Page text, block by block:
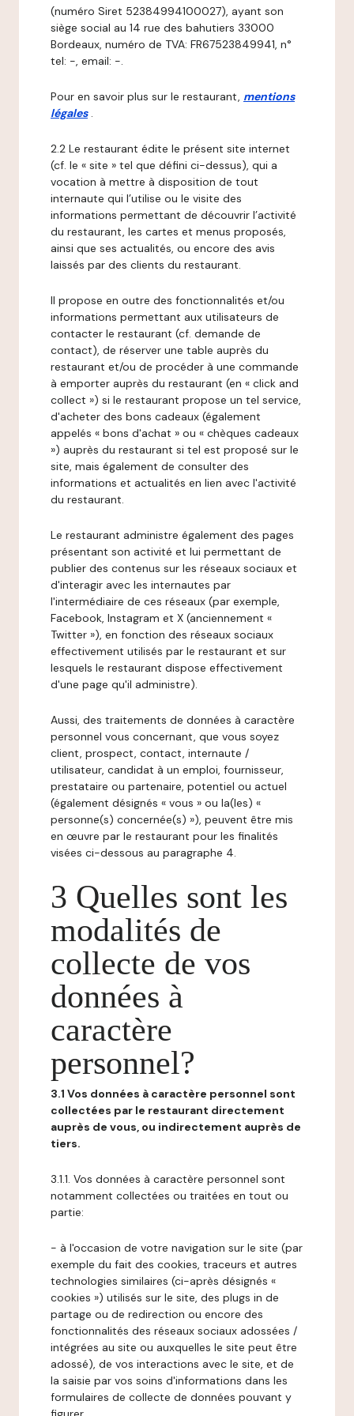
(numéro Siret 52384994100027), ayant son
siège social au 14 rue des bahutiers 33000
Bordeaux, numéro de TVA: FR67523849941, n°
tel: -, email: -.
Pour en savoir plus sur le restaurant, mentions
légales .
2.2 Le restaurant édite le présent site internet
(cf. le « site » tel que défini ci-dessus), qui a
vocation à mettre à disposition de tout
internaute qui l’utilise ou le visite des
informations permettant de découvrir l’activité
du restaurant, les cartes et menus proposés,
ainsi que ses actualités, ou encore des avis
laissés par des clients du restaurant.
Il propose en outre des fonctionnalités et/ou
informations permettant aux utilisateurs de
contacter le restaurant (cf. demande de
contact), de réserver une table auprès du
restaurant et/ou de procéder à une commande
à emporter auprès du restaurant (en « click and
collect ») si le restaurant propose un tel service,
d'acheter des bons cadeaux (également
appelés « bons d'achat » ou « chèques cadeaux
») auprès du restaurant si tel est proposé sur le
site, mais également de consulter des
informations et actualités en lien avec l'activité
du restaurant.
Le restaurant administre également des pages
présentant son activité et lui permettant de
publier des contenus sur les réseaux sociaux et
d'interagir avec les internautes par
l'intermédiaire de ces réseaux (par exemple,
Facebook, Instagram et X (anciennement «
Twitter »), en fonction des réseaux sociaux
effectivement utilisés par le restaurant et sur
lesquels le restaurant dispose effectivement
d'une page qu'il administre).
Aussi, des traitements de données à caractère
personnel vous concernant, que vous soyez
client, prospect, contact, internaute /
utilisateur, candidat à un emploi, fournisseur,
prestataire ou partenaire, potentiel ou actuel
(également désignés « vous » ou la(les) «
personne(s) concernée(s) »), peuvent être mis
en œuvre par le restaurant pour les finalités
visées ci-dessous au paragraphe 4.
3 Quelles sont les
modalités de
collecte de vos
données à
caractère
personnel?
3.1 Vos données à caractère personnel sont
collectées par le restaurant directement
auprès de vous, ou indirectement auprès de
tiers.
3.1.1. Vos données à caractère personnel sont
notamment collectées ou traitées en tout ou
partie:
- à l'occasion de votre navigation sur le site (par
exemple du fait des cookies, traceurs et autres
technologies similaires (ci-après désignés «
cookies ») utilisés sur le site, des plugs in de
partage ou de redirection ou encore des
fonctionnalités des réseaux sociaux adossées /
intégrées au site ou auxquelles le site peut être
adossé), de vos interactions avec le site, et de
la saisie par vos soins d'informations dans les
formulaires de collecte de données pouvant y